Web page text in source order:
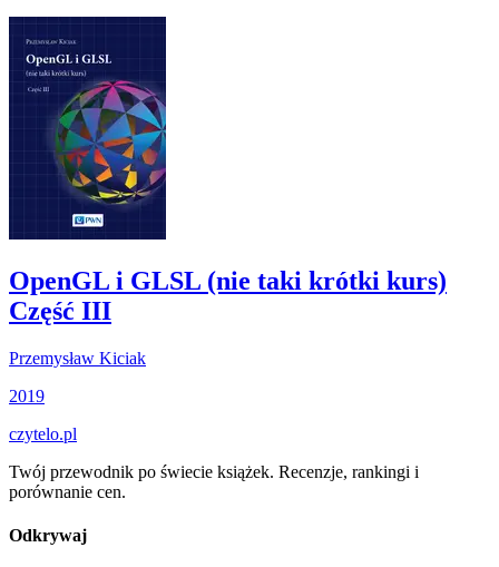
OpenGL i GLSL (nie taki krótki kurs)
Część III
Przemysław Kiciak
2019
czytelo.pl
Twój przewodnik po świecie książek. Recenzje, rankingi i
porównanie cen.
Odkrywaj